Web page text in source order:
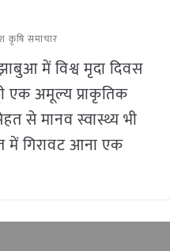
कृषि समाचार
में विश्व मृदा दिवस
एक अमूल्य प्राकृतिक
से मानव स्वास्थ्य भी
में गिरावट आना एक